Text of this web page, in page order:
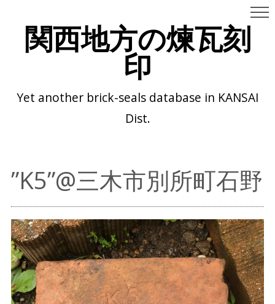
関西地方の煉瓦刻
印
Yet another brick-seals database in KANSAI
Dist.
”K5”@三木市別所町石野